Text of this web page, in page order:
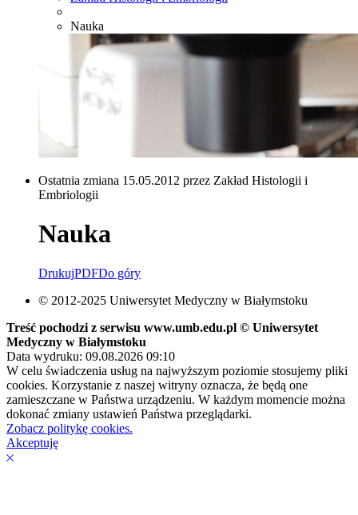
Nauka
Ostatnia zmiana 15.05.2012 przez Zakład Histologii i
Embriologii
Nauka
DrukujPDFDo góry
© 2012-2025 Uniwersytet Medyczny w Białymstoku
Treść pochodzi z serwisu www.umb.edu.pl © Uniwersytet
Medyczny w Białymstoku
Data wydruku: 09.08.2026 09:10
W celu świadczenia usług na najwyższym poziomie stosujemy pliki
cookies. Korzystanie z naszej witryny oznacza, że będą one
zamieszczane w Państwa urządzeniu. W każdym momencie można
dokonać zmiany ustawień Państwa przeglądarki.
Zobacz politykę cookies.
Akceptuję